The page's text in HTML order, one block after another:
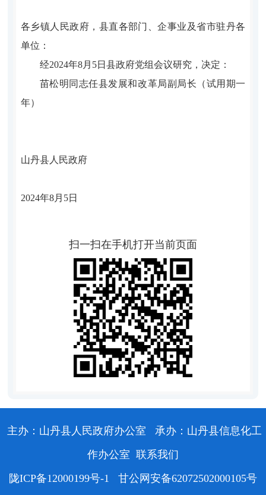
各乡镇人民政府，县直各部门、企事业及省市驻丹各
单位：
经2024年8月5日县政府党组会议研究，决定：
苗松明同志任县发展和改革局副局长（试用期一
年）
山丹县人民政府
2024年8月5日
扫一扫在手机打开当前页面
主办：山丹县人民政府办公室
承办：山丹县信息化工
作办公室 联系我们
陇ICP备12000199号-1
甘公网安备62072502000105号